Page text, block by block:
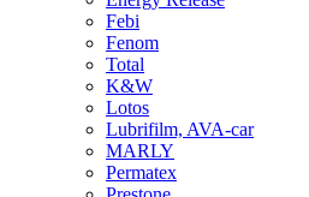
Febi
Fenom
Total
K&W
Lotos
Lubrifilm, AVA-car
MARLY
Permatex